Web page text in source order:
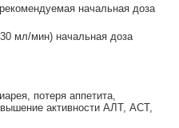
начальная доза
мл/мин) начальная доза
потеря аппетита,
активности АЛТ, АСТ,